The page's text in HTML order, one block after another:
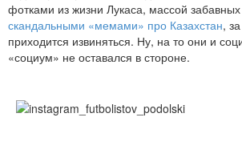
фотками из жизни Лукаса, массой
скандальными «мемами» про Казахстан,
приходится извиняться. Ну, на то они и
«социум» не оставался в стороне.